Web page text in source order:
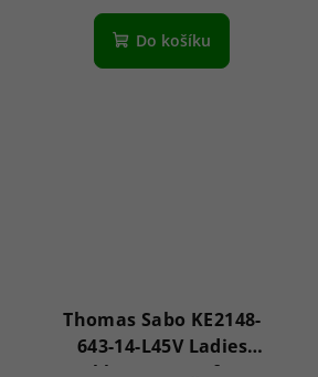
Do košíku
Thomas Sabo KE2148-
643-14-L45V Ladies